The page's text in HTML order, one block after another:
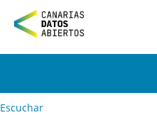
n
tEscuchar